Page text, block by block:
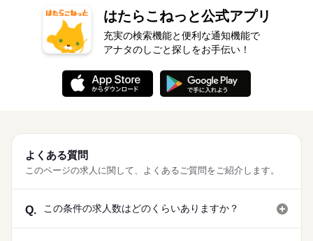
はたらこねっと公式アプリ
充実の検索機能と便利な通知機能で
アナタのしごと探しをお手伝い！
よくある質問
このページの求人に関して、よくあるご質問をご紹介します。
Q. この条件の求人数はどのくらいありますか？